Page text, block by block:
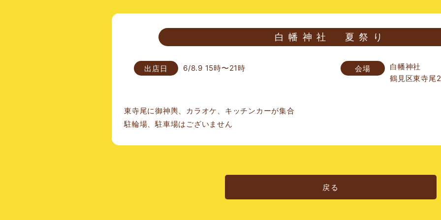
白幡神社 夏祭り
6/8.9 15時〜21時
白幡神社
鶴見区東寺尾
東寺尾に御神輿、カラオケ、キッチンカーが集合
駐輪場、駐車場はございません
戻る